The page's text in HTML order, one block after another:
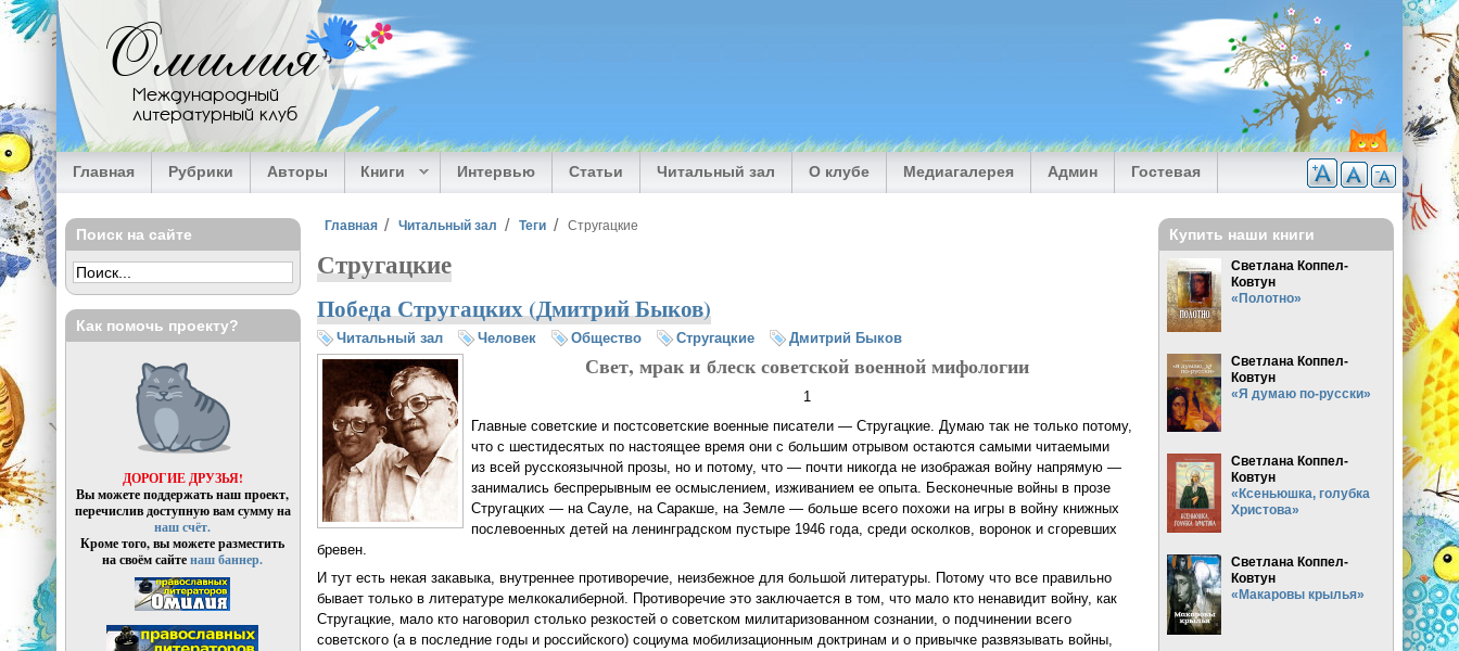
Перейти к основному содержанию
Омилия
Международный
литературный клуб
Главная Рубрики Авторы Книги Интервью Статьи Читальный зал О клубе Медиагалерея Админ Гостевая
Вы здесь
Главная Читальный зал Теги Стругацкие
Стругацкие
Победа Стругацких (Дмитрий Быков)
Читальный зал Человек Общество Стругацкие Дмитрий Быков
Свет, мрак и блеск советской военной мифологии
1
Главные советские и постсоветские военные писатели — Стругацкие. Думаю так не только потому,
что с шестидесятых по настоящее время они с большим отрывом остаются самыми читаемыми
из всей русскоязычной прозы, но и потому, что — почти никогда не изображая войну напрямую —
занимались беспрерывным ее осмыслением, изживанием ее опыта. Бесконечные войны в прозе
Стругацких — на Сауле, на Саракше, на Земле — больше всего похожи на игры в войну книжных
послевоенных детей на ленинградском пустыре 1946 года, среди осколков, воронок и сгоревших
бревен.
И тут есть некая закавыка, внутреннее противоречие, неизбежное для большой литературы. Потому что все правильно
бывает только в литературе мелкокалиберной. Противоречие это заключается в том, что мало кто ненавидит войну, как
Стругацкие, мало кто наговорил столько резкостей о советском милитаризованном сознании, о подчинении всего
советского (а в последние годы и российского) социума мобилизационным доктринам и о привычке развязывать войны,
Поиск на сайте
Как помочь проекту?
ДОРОГИЕ ДРУЗЬЯ!
Вы можете поддержать наш проект,
перечислив доступную вам сумму на
наш счёт.
Кроме того, вы можете разместить
на своём сайтенаш баннер.
Купить наши книги
Светлана Коппел-
Ковтун
«Полотно»
Светлана Коппел-
Ковтун
«Я думаю по-русски»
Светлана Коппел-
Ковтун
«Ксеньюшка, голубка
Христова»
Светлана Коппел-
Ковтун
«Макаровы крылья»